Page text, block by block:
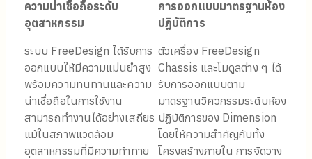
ความน่าเชื่อถือระดับ
อุตสาหกรรม
ระบบ FreeDesign ได้รับการ
ออกแบบให้มีความแม่นยำสูง
พร้อมความทนทานและความ
น่าเชื่อถือในการใช้งาน
สามารถทำงานได้อย่างเสถียร
แม้ในสภาพแวดล้อม
อุตสาหกรรมที่มีความท้าทาย
การออกแบบมาตรฐานห้อง
ปฏิบัติการ
ตัวเครื่อง FreeDesign
Chassis และโมดูลต่าง ๆ ได้
รับการออกแบบตาม
มาตรฐานวิศวกรรมระดับห้อง
ปฏิบัติการของ Dimension
โดยให้ความสำคัญกับทั้ง
โครงสร้างภายใน การจัดวาง